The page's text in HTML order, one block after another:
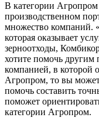
В категории
производственном
множество компаний.
которая оказывает
зерноотходы,
хотите помочь другим
компанией, в которой
Агропром, то вы
помочь составить
поможет
категории Агропром.